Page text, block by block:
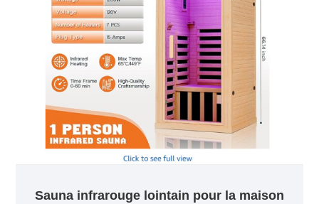
Sauna infrarouge lointain pour la maison